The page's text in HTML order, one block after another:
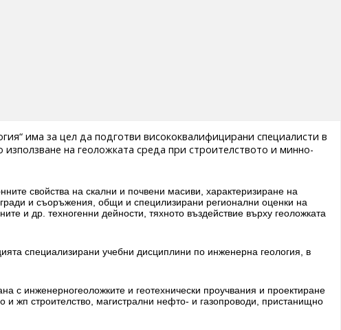
има за цел да подготви висококвалифицирани специалисти в
на геоложката среда при строителството и минно-
свойства на скални и почвени масиви, характеризиране на
и съоръжения, общи и специлизирани регионални оценки на
и др. техногенни дейности, тяхното въздействие върху геоложката
специализирани учебни дисциплини по инженерна геология, в
с инженерногеоложките и геотехнически проучвания и проектиране
и жп строителство, магистрални нефто- и газопроводи, пристанищно